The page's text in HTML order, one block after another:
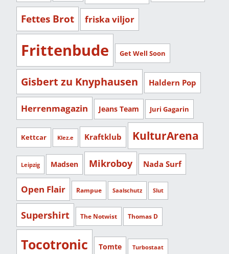
Fettes Brot friska viljor
Frittenbude Get Well Soon
Gisbert zu Knyphausen Haldern Pop
Herrenmagazin Jeans Team Juri Gagarin
Kettcar Klez.e Kraftklub KulturArena
Leipzig Madsen Mikroboy Nada Surf
Open Flair Rampue Saalschutz Slut
Supershirt The Notwist Thomas D
Tocotronic Tomte Turbostaat